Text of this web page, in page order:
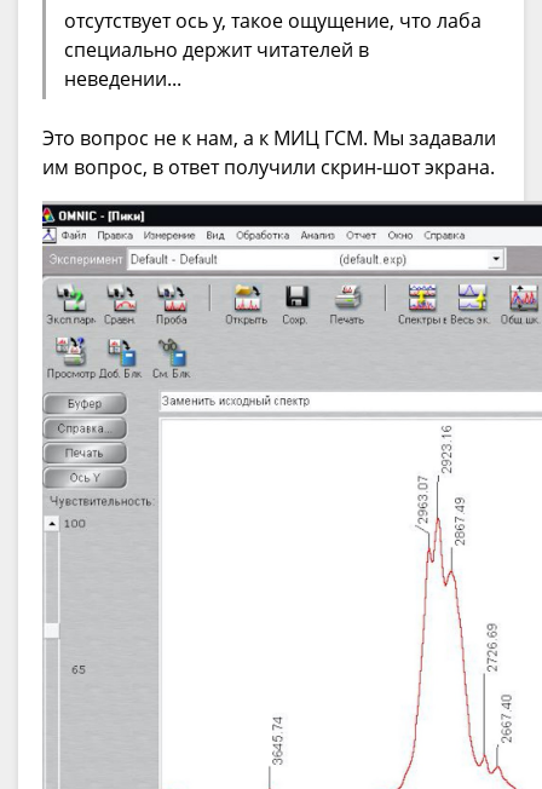
отсутствует ось y, такое ощущение, что лаба
специально держит читателей в
неведении...
Это вопрос не к нам, а к МИЦ ГСМ. Мы задавали
им вопрос, в ответ получили скрин-шот экрана.